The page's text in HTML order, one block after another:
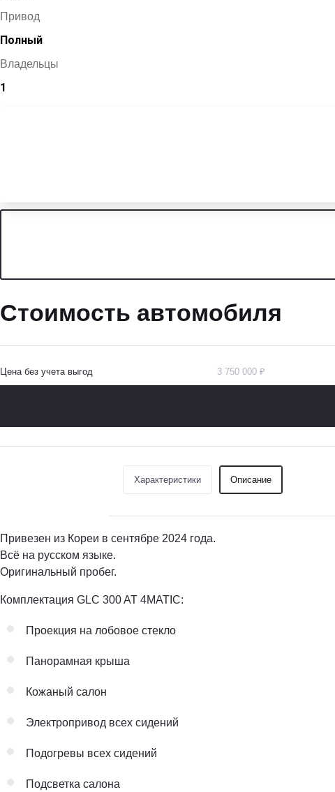
Привод
Полный
Владельцы
1
Стоимость автомобиля
Цена без учета выгод 3 750 000 ₽
Характеристики Описание
Привезен из Кореи в сентябре 2024 года.
Всё на русском языке.
Оригинальный пробег.
Комплектация GLC 300 AT 4MATIC:
Проекция на лобовое стекло
Панорамная крыша
Кожаный салон
Электропривод всех сидений
Подогревы всех сидений
Подсветка салона